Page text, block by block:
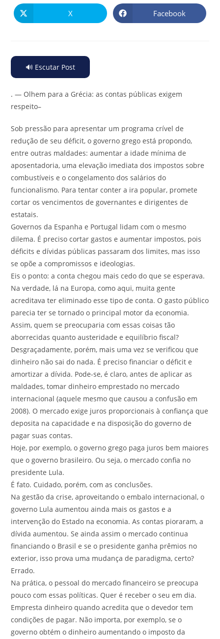
X Facebook
🔊 Escutar Post
. — Olhem para a Grécia: as contas públicas exigem
respeito–
Sob pressão para apresentar um programa crível de
redução de seu déficit, o governo grego está propondo,
entre outras maldades: aumentar a idade mínima de
aposentadoria, uma elevação imediata dos impostos sobre
combustíveis e o congelamento dos salários do
funcionalismo. Para tentar conter a ira popular, promete
cortar os vencimentos de governantes e dirigentes de
estatais.
Governos da Espanha e Portugal lidam com o mesmo
dilema. É preciso cortar gastos e aumentar impostos, pois
déficits e dívidas públicas passaram dos limites, mas isso
se opõe a compromissos e ideologias.
Eis o ponto: a conta chegou mais cedo do que se esperava.
Na verdade, lá na Europa, como aqui, muita gente
acreditava ter eliminado esse tipo de conta. O gasto público
parecia ter se tornado o principal motor da economia.
Assim, quem se preocuparia com essas coisas tão
aborrecidas quanto austeridade e equilíbrio fiscal?
Desgraçadamente, porém, mais uma vez se verificou que
dinheiro não sai do nada. É preciso financiar o déficit e
amortizar a dívida. Pode-se, é claro, antes de aplicar as
maldades, tomar dinheiro emprestado no mercado
internacional (aquele mesmo que causou a confusão em
2008). O mercado exige juros proporcionais à confiança que
deposita na capacidade e na disposição do governo de
pagar suas contas.
Hoje, por exemplo, o governo grego paga juros bem maiores
que o governo brasileiro. Ou seja, o mercado confia no
presidente Lula.
É fato. Cuidado, porém, com as conclusões.
Na gestão da crise, aproveitando o embalo internacional, o
governo Lula aumentou ainda mais os gastos e a
intervenção do Estado na economia. As contas pioraram, a
dívida aumentou. Se ainda assim o mercado continua
financiando o Brasil e se o presidente ganha prêmios no
exterior, isso prova uma mudança de paradigma, certo?
Errado.
Na prática, o pessoal do mercado financeiro se preocupa
pouco com essas políticas. Quer é receber o seu em dia.
Empresta dinheiro quando acredita que o devedor tem
condições de pagar. Não importa, por exemplo, se o
governo obtém o dinheiro aumentando o imposto da